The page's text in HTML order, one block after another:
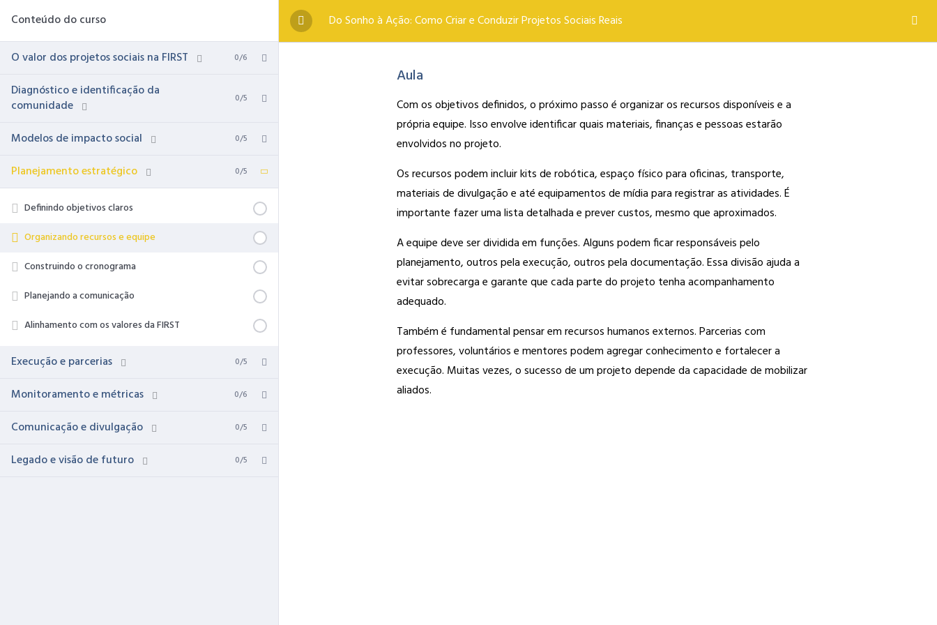
Conteúdo do curso
O valor dos projetos sociais na FIRST 0/6
Diagnóstico e identificação da
comunidade
0/5
Modelos de impacto social 0/5
Planejamento estratégico 0/5
Definindo objetivos claros
Organizando recursos e equipe
Construindo o cronograma
Planejando a comunicação
Alinhamento com os valores da FIRST
Execução e parcerias 0/5
Monitoramento e métricas 0/6
Comunicação e divulgação 0/5
Legado e visão de futuro 0/5
Do Sonho à Ação: Como Criar e Conduzir Projetos Sociais Reais
Aula
Com os objetivos definidos, o próximo passo é organizar os recursos disponíveis e a
própria equipe. Isso envolve identificar quais materiais, finanças e pessoas estarão
envolvidos no projeto.
Os recursos podem incluir kits de robótica, espaço físico para oficinas, transporte,
materiais de divulgação e até equipamentos de mídia para registrar as atividades. É
importante fazer uma lista detalhada e prever custos, mesmo que aproximados.
A equipe deve ser dividida em funções. Alguns podem ficar responsáveis pelo
planejamento, outros pela execução, outros pela documentação. Essa divisão ajuda a
evitar sobrecarga e garante que cada parte do projeto tenha acompanhamento
adequado.
Também é fundamental pensar em recursos humanos externos. Parcerias com
professores, voluntários e mentores podem agregar conhecimento e fortalecer a
execução. Muitas vezes, o sucesso de um projeto depende da capacidade de mobilizar
aliados.